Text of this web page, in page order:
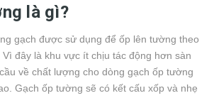
là gì?
gạch được sử dụng để ốp lên tường theo
đây là khu vực ít chịu tác động hơn sàn
về chất lượng cho dòng gạch ốp tường
Gạch ốp tường sẽ có kết cấu xốp và nhẹ